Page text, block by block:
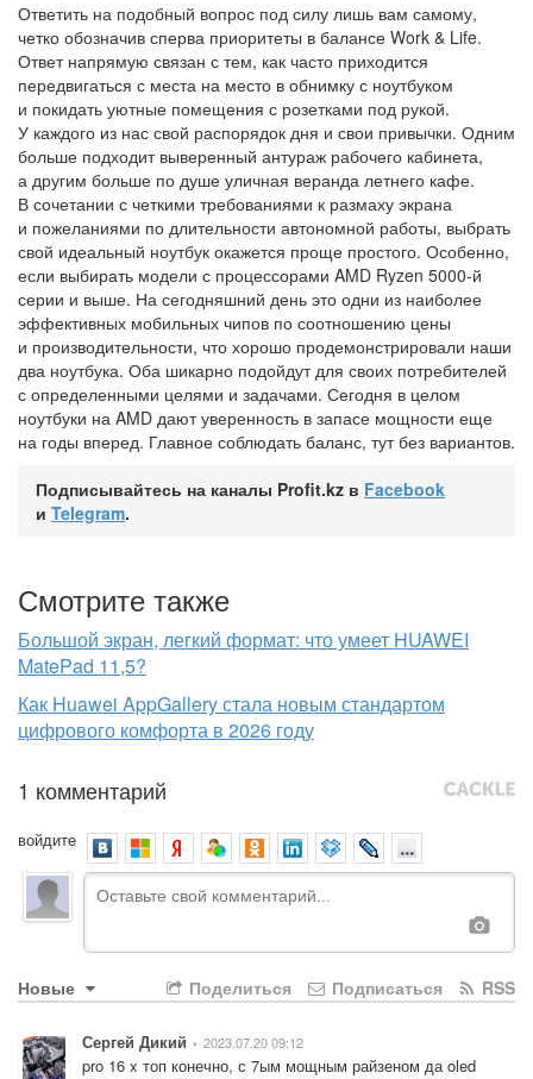
Ответить на подобный вопрос под силу лишь вам самому,
четко обозначив сперва приоритеты в балансе Work & Life.
Ответ напрямую связан с тем, как часто приходится
передвигаться с места на место в обнимку с ноутбуком
и покидать уютные помещения с розетками под рукой.
У каждого из нас свой распорядок дня и свои привычки. Одним
больше подходит выверенный антураж рабочего кабинета,
а другим больше по душе уличная веранда летнего кафе.
В сочетании с четкими требованиями к размаху экрана
и пожеланиями по длительности автономной работы, выбрать
свой идеальный ноутбук окажется проще простого. Особенно,
если выбирать модели с процессорами AMD Ryzen 5000-й
серии и выше. На сегодняшний день это одни из наиболее
эффективных мобильных чипов по соотношению цены
и производительности, что хорошо продемонстрировали наши
два ноутбука. Оба шикарно подойдут для своих потребителей
с определенными целями и задачами. Сегодня в целом
ноутбуки на AMD дают уверенность в запасе мощности еще
на годы вперед. Главное соблюдать баланс, тут без вариантов.
Подписывайтесь на каналы Profit.kz в Facebook
и Telegram.
Смотрите также
Большой экран, легкий формат: что умеет HUAWEI
MatePad 11,5?
Как Huawei AppGallery стала новым стандартом
цифрового комфорта в 2026 году
1 комментарий
войдите
Новые RSS
Подписаться
Поделиться
Сергей Дикий • 2023.07.20 09:12
pro 16 x топ конечно, с 7ым мощным райзеном да oled